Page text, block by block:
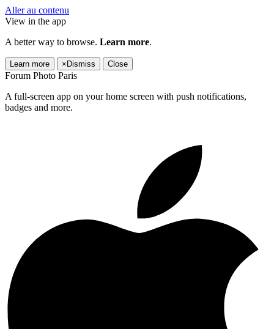
Aller au contenu
View in the app
A better way to browse. Learn more.
Learn more × Dismiss Close
Forum Photo Paris
A full-screen app on your home screen with push notifications,
badges and more.